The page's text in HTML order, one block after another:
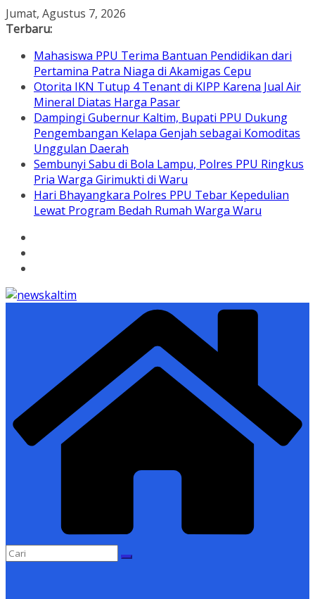
Skip
to
Jumat, Agustus 7, 2026
Terbaru:
Mahasiswa PPU Terima Bantuan Pendidikan dari
Pertamina Patra Niaga di Akamigas Cepu
Otorita IKN Tutup 4 Tenant di KIPP Karena Jual Air
Mineral Diatas Harga Pasar
Dampingi Gubernur Kaltim, Bupati PPU Dukung
Pengembangan Kelapa Genjah sebagai Komoditas
Unggulan Daerah
Sembunyi Sabu di Bola Lampu, Polres PPU Ringkus
Pria Warga Girimukti di Waru
Hari Bhayangkara Polres PPU Tebar Kepedulian
Lewat Program Bedah Rumah Warga Waru